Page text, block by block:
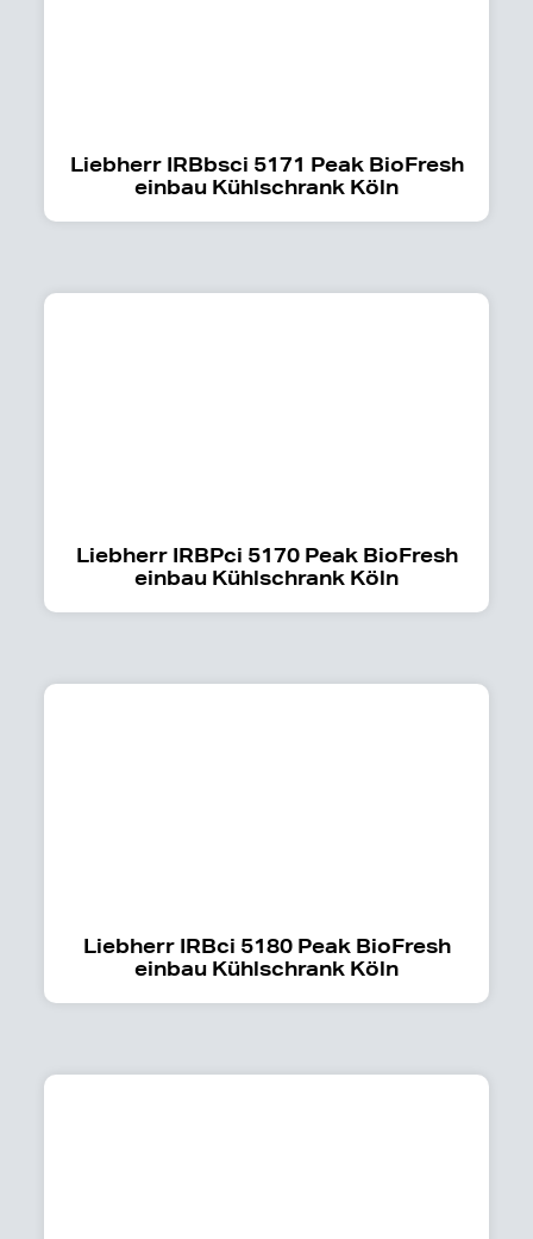
Liebherr IRBbsci 5171 Peak BioFresh
einbau Kühlschrank Köln
Liebherr IRBPci 5170 Peak BioFresh
einbau Kühlschrank Köln
Liebherr IRBci 5180 Peak BioFresh
einbau Kühlschrank Köln